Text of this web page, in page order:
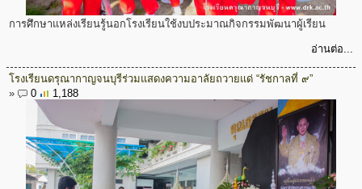
การศึกษาแหล่งเรียนรู้นอกโรงเรียนใช้งบประมาณกิจกรรมพัฒนาผู้เรียน
อ่านต่อ...
โรงเรียนดรุณากาญจนบุรีร่วมแสดงความอาลัยถวายแด่ “รัชกาลที่ ๙”
»
0 1,188